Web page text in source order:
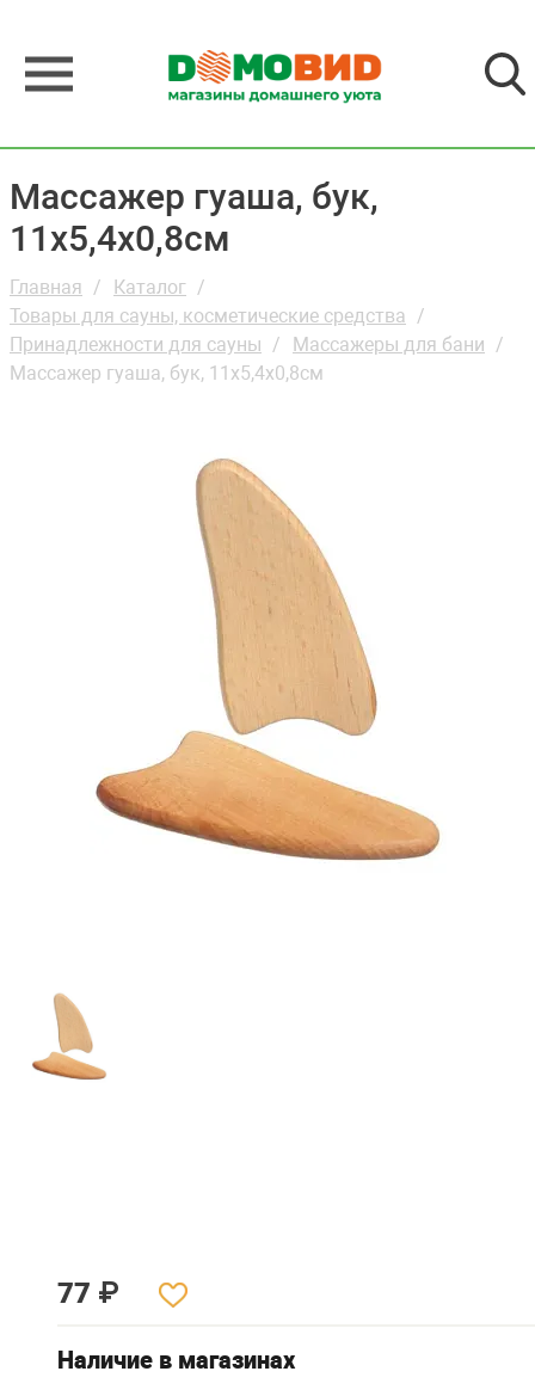
Массажер гуаша, бук,
11х5,4х0,8см
Главная
Каталог
Товары для сауны, косметические средства
Принадлежности для сауны
Массажеры для бани
Массажер гуаша, бук, 11х5,4х0,8см
77 ₽
Наличие в магазинах